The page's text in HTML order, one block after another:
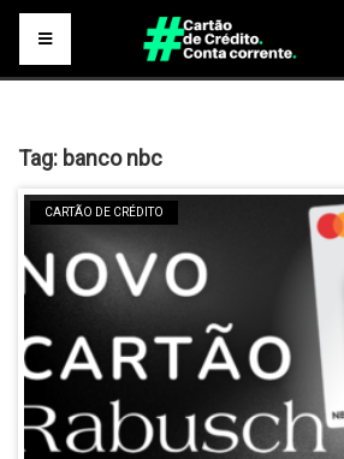
Tag: banco nbc
CARTÃO DE CRÉDITO